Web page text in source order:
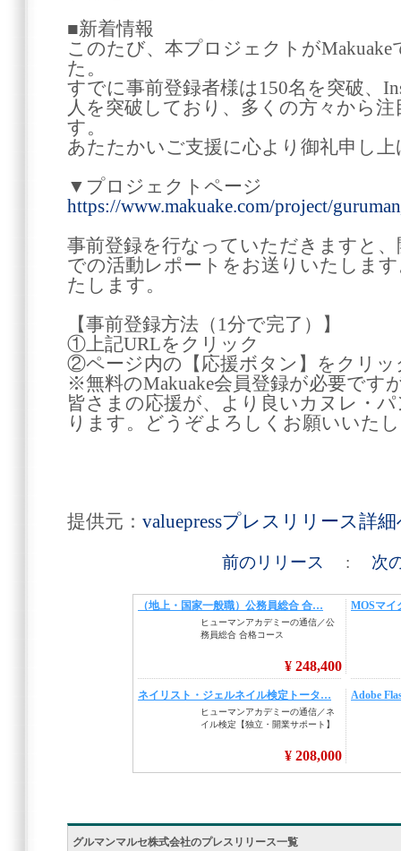
■新着情報
このたび、本プロジェクトが
た。
すでに事前登録者様は150名を突破、
人を突破しており、多くの方々から
す。
あたたかいご支援に心より御礼申し
▼プロジェクトページ
https://www.makuake.com/project/
事前登録を行なっていただきますと
での活動レポートをお送りいたしま
たします。
【事前登録方法（1分で完了）】
①上記URLをクリック
②ページ内の【応援ボタン】をクリッ
※無料のMakuake会員登録が必要です
皆さまの応援が、より良いカヌレ・
ります。どうぞよろしくお願いいた
提供元： valuepressプレスリリース詳
前のリリース : 次
グルマンマルセ株式会社のプレスリリース一覧